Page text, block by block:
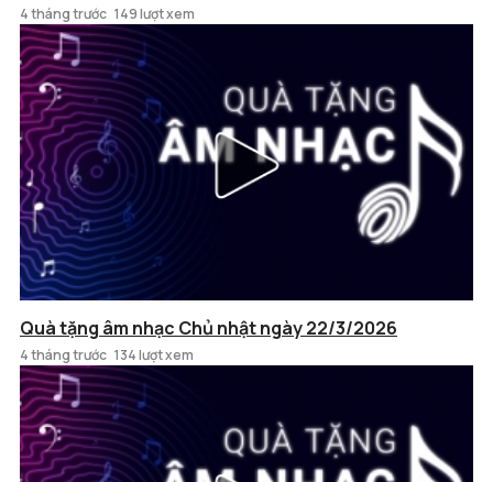
4 tháng trước 149 lượt xem
Quà tặng âm nhạc Chủ nhật ngày 22/3/2026
4 tháng trước 134 lượt xem